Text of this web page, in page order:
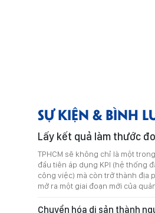
SỰ KIỆN & BÌNH
Lấy kết quả làm thước
TPHCM sẽ không chỉ là một
đầu tiên áp dụng KPI (hệ thống
công việc) mà còn trở thành địa
mở ra một giai đoạn mới của
Chuyển hóa di sản thành